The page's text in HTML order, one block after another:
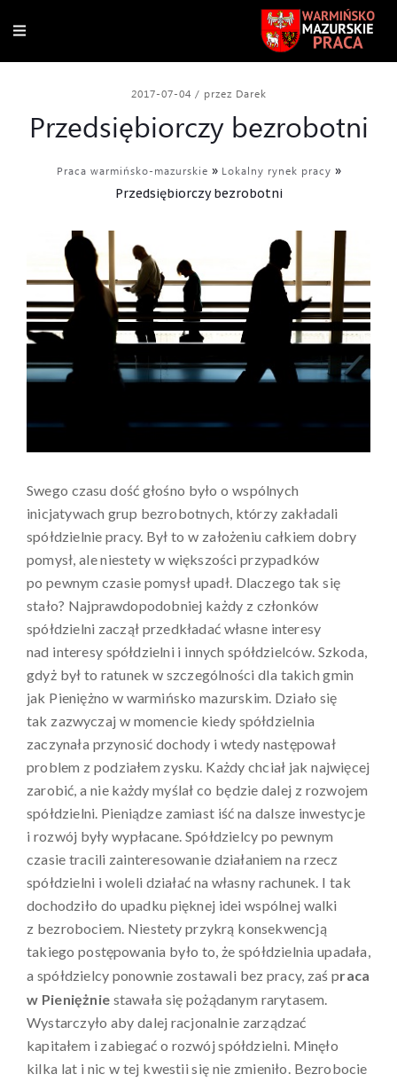
2017-07-04 / przez Darek
Przedsiębiorczy bezrobotni
Praca warmińsko-mazurskie » Lokalny rynek pracy »
Przedsiębiorczy bezrobotni
Swego czasu dość głośno było o wspólnych
inicjatywach grup bezrobotnych, którzy zakładali
spółdzielnie pracy. Był to w założeniu całkiem dobry
pomysł, ale niestety w większości przypadków
po pewnym czasie pomysł upadł. Dlaczego tak się
stało? Najprawdopodobniej każdy z członków
spółdzielni zaczął przedkładać własne interesy
nad interesy spółdzielni i innych spółdzielców. Szkoda,
gdyż był to ratunek w szczególności dla takich gmin
jak Pieniężno w warmińsko mazurskim. Działo się
tak zazwyczaj w momencie kiedy spółdzielnia
zaczynała przynosić dochody i wtedy następował
problem z podziałem zysku. Każdy chciał jak najwięcej
zarobić, a nie każdy myślał co będzie dalej z rozwojem
spółdzielni. Pieniądze zamiast iść na dalsze inwestycje
i rozwój były wypłacane. Spółdzielcy po pewnym
czasie tracili zainteresowanie działaniem na rzecz
spółdzielni i woleli działać na własny rachunek. I tak
dochodziło do upadku pięknej idei wspólnej walki
z bezrobociem. Niestety przykrą konsekwencją
takiego postępowania było to, że spółdzielnia upadała,
a spółdzielcy ponownie zostawali bez pracy, zaś praca
w Pieniężniestawała się pożądanym rarytasem.
Wystarczyło aby dalej racjonalnie zarządzać
kapitałem i zabiegać o rozwój spółdzielni. Minęło
kilka lat i nic w tej kwestii się nie zmieniło. Bezrobocie